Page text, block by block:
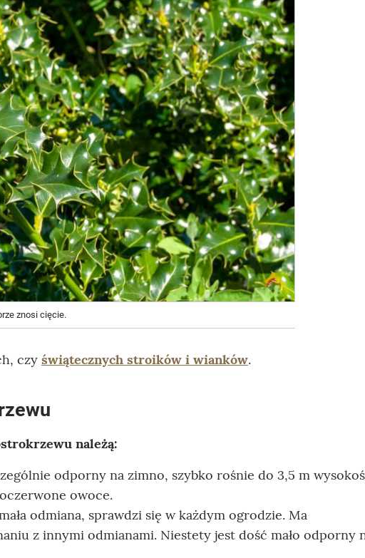
znosi cięcie.
czy świątecznych stroików i wianków.
należą:
odporny na zimno, szybko rośnie do 3,5 m
owoce.
odmiana, sprawdzi się w każdym ogrodzie. Ma
z innymi odmianami. Niestety jest dość mało odporny